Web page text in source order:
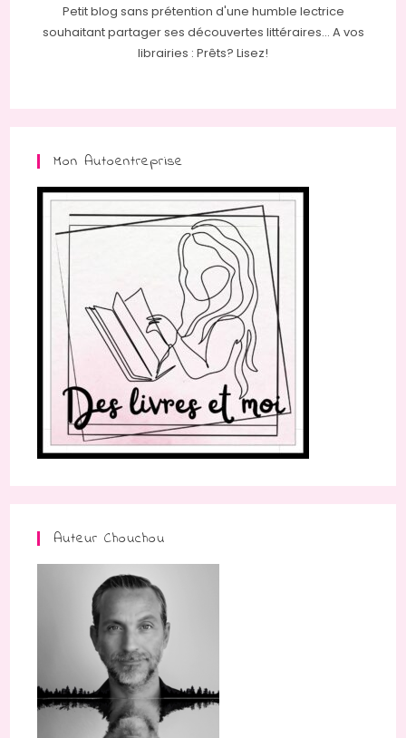
Petit blog sans prétention d'une humble lectrice
souhaitant partager ses découvertes littéraires... A vos
librairies : Prêts? Lisez!
Mon Autoentreprise
Auteur Chouchou